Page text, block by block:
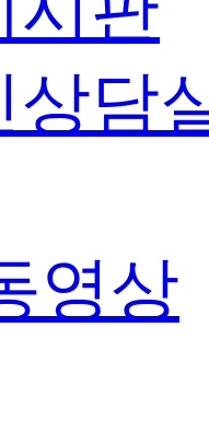
상담
영상